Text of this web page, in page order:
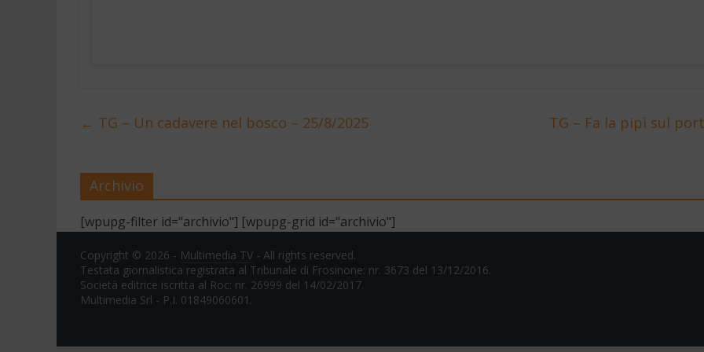
← TG – Un cadavere nel bosco – 25/8/2025 TG – Fa la pipì sul
Archivio
[wpupg-filter id="archivio"] [wpupg-grid id="archivio"]
Copyright © 2026 - Multimedia TV - All rights reserved.
Testata giornalistica registrata al Tribunale di Frosinone: nr. 3673 del 13/12/2016.
Società editrice iscritta al Roc: nr. 26999 del 14/02/2017.
Multimedia Srl - P.I. 01849060601.